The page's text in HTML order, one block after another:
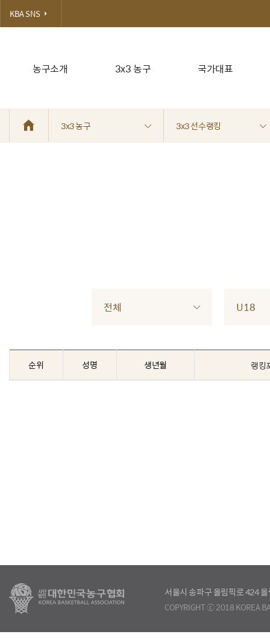
농구소개 3x3 농구 국가대표
KBA SNS
3x3 농구 3x3 선수랭킹
전체 U18
순위 성명 생년월 랭킹
서울시 송파구 올림픽로 424
COPYRIGHT ⓒ 2018 KOREA